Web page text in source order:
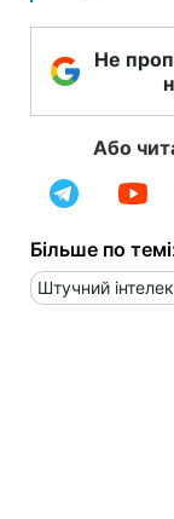
Не
Або
Більше по
Штучний